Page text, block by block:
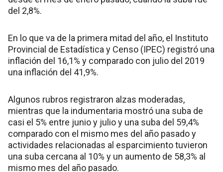
del 2,8%.
En lo que va de la primera mitad del año, el Instituto
Provincial de Estadística y Censo (IPEC) registró una
inflación del 16,1% y comparado con julio del 2019
una inflación del 41,9%.
Algunos rubros registraron alzas moderadas,
mientras que la indumentaria mostró una suba de
casi el 5% entre junio y julio y una suba del 59,4%
comparado con el mismo mes del año pasado y
actividades relacionadas al esparcimiento tuvieron
una suba cercana al 10% y un aumento de 58,3% al
mismo mes del año pasado.